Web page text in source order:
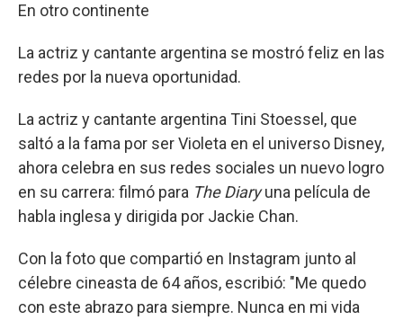
En otro continente
La actriz y cantante argentina se mostró feliz en las
redes por la nueva oportunidad.
La actriz y cantante argentina Tini Stoessel, que
saltó a la fama por ser Violeta en el universo Disney,
ahora celebra en sus redes sociales un nuevo logro
en su carrera: filmó para The Diaryuna película de
habla inglesa y dirigida por Jackie Chan.
Con la foto que compartió en Instagram junto al
célebre cineasta de 64 años, escribió: "Me quedo
con este abrazo para siempre. Nunca en mi vida